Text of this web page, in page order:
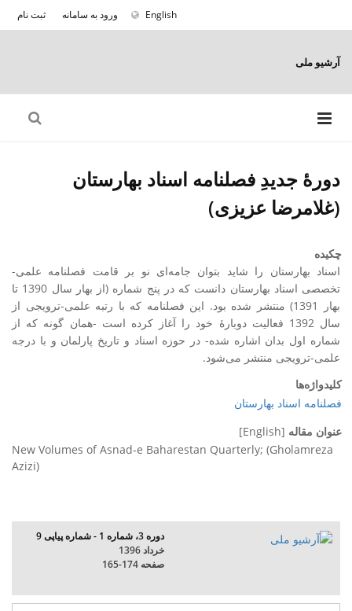
ورود به سامانه ثبت نام English
آرشیو ملی
دورۀ جدیدِ فصلنامه اسناد بهارستان
(غلامرضا عزیزی)
چکیده
اسناد بهارستان را شاید بتوان جامه‌ای نو بر قامت فصلنامه علمی-
تخصصی اسناد بهارستان دانست که در پنج شماره (از بهار سال 1390 تا
بهار 1391) منتشر شده بود. این فصلنامه که با رتبه علمی-ترویجی از
سال 1392 فعالیت دوبارۀ خود را آغاز کرده است -همان گونه که از
شماره اول بدان اشاره شده- در حوزه اسناد و تاریخ پارلمان و با درجه
علمی-ترویجی منتشر می‌شود.
کلیدواژه‌ها
فصلنامه اسناد بهارستان
عنوان مقاله [English]
New Volumes of Asnad-e Baharestan Quarterly; (Gholamreza
Azizi)
دوره 3، شماره 1 - شماره پیاپی 9
خرداد 1396
صفحه 165-174